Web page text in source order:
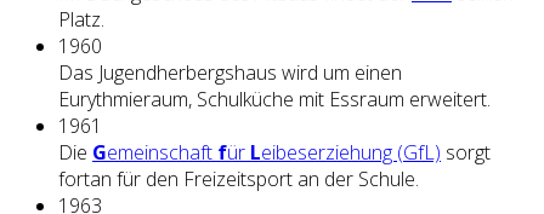
Platz.
1960
Das Jugendherbergshaus wird um einen
Eurythmieraum, Schulküche mit Essraum erweitert.
1961
Die Gemeinschaft für Leibeserziehung (GfL) sorgt
fortan für den Freizeitsport an der Schule.
1963